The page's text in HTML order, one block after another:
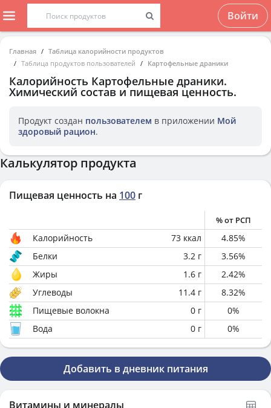
Войти
Главная
Таблица калорийности продуктов
Таблица продуктов пользователей
Картофельные драники
Калорийность Картофельные драники.
Химический состав и пищевая ценность.
Продукт создан пользователем в приложении Мой
здоровый рацион.
Калькулятор продукта
Пищевая ценность на 100 г
% от РСП
Калорийность 73 ккал 4.85%
Белки
3.2 г 3.56%
Жиры
1.6 г 2.42%
Углеводы
11.4 г 8.32%
Пищевые волокна
0 г 0%
Вода
0 г 0%
Добавить в дневник питания
Витамины и минералы